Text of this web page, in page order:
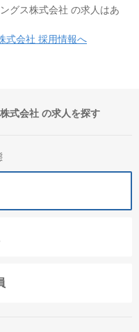
グス株式会社 の求人はあ
式会社 採用情報へ
式会社 の求人を探す